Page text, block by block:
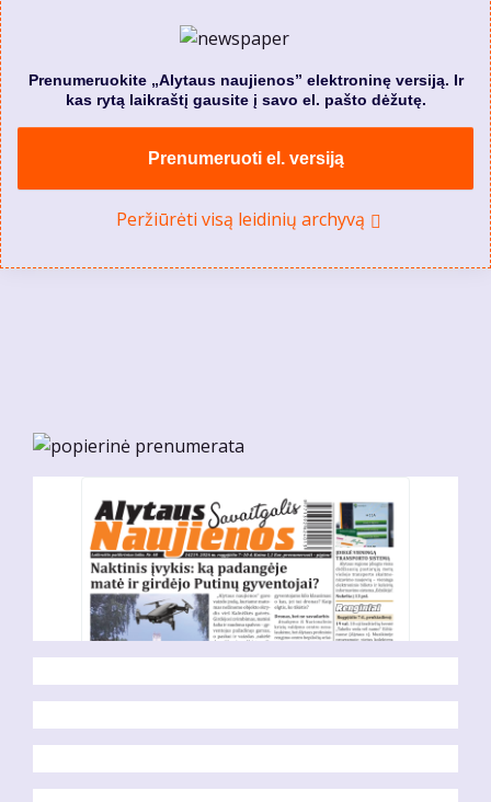
Prenumeruokite „Alytaus naujienos” elektroninę versiją. Ir
kas rytą laikraštį gausite į savo el. pašto dėžutę.
Prenumeruoti el. versiją
Peržiūrėti visą leidinių archyvą